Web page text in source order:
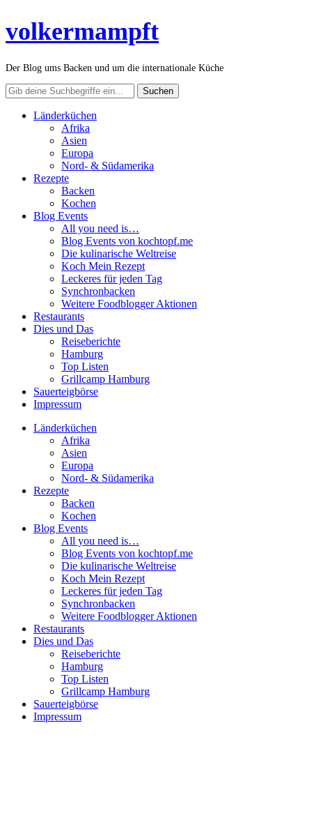
volkermampft
Der Blog ums Backen und um die internationale Küche
Länderküchen
Afrika
Asien
Europa
Nord- & Südamerika
Rezepte
Backen
Kochen
Blog Events
All you need is…
Blog Events von kochtopf.me
Die kulinarische Weltreise
Koch Mein Rezept
Leckeres für jeden Tag
Synchronbacken
Weitere Foodblogger Aktionen
Restaurants
Dies und Das
Reiseberichte
Hamburg
Top Listen
Grillcamp Hamburg
Sauerteigbörse
Impressum
Länderküchen
Afrika
Asien
Europa
Nord- & Südamerika
Rezepte
Backen
Kochen
Blog Events
All you need is…
Blog Events von kochtopf.me
Die kulinarische Weltreise
Koch Mein Rezept
Leckeres für jeden Tag
Synchronbacken
Weitere Foodblogger Aktionen
Restaurants
Dies und Das
Reiseberichte
Hamburg
Top Listen
Grillcamp Hamburg
Sauerteigbörse
Impressum